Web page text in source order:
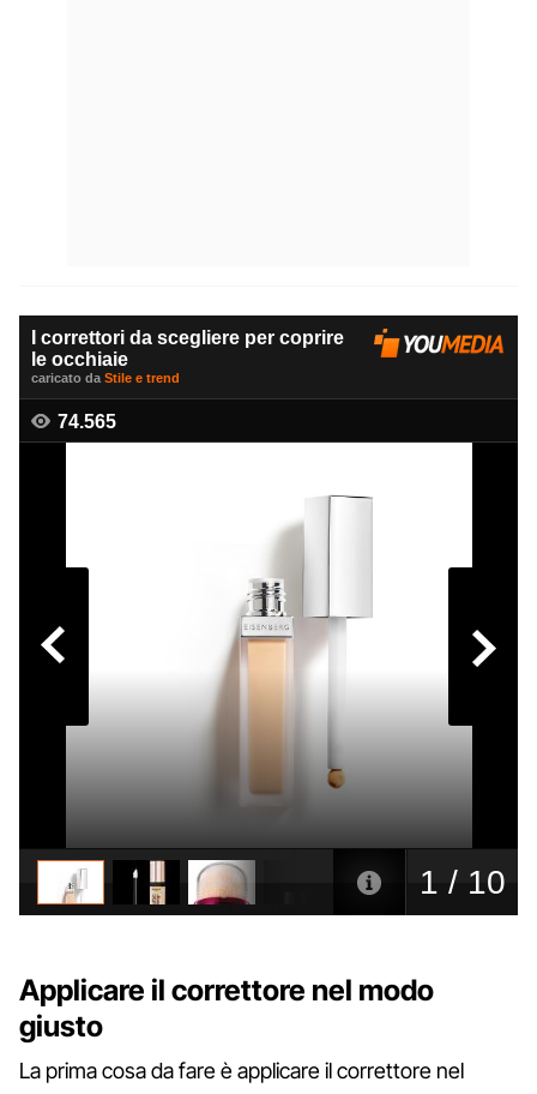
Applicare il correttore nel modo
giusto
La prima cosa da fare è applicare il correttore nel